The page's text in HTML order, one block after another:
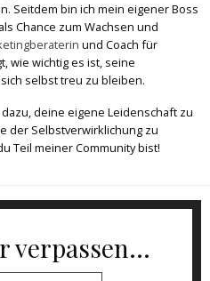
Seitdem bin ich mein eigener Boss
Chance zum Wachsen und
und Coach für
wie wichtig es ist, seine
selbst treu zu bleiben.
deine eigene Leidenschaft zu
der Selbstverwirklichung zu
Teil meiner Community bist!
verpassen...